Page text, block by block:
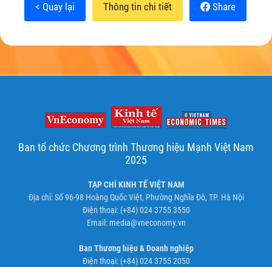
< Quay lại Thông tin chi tiết Share
Ban tổ chức Chương trình Thương hiệu Mạnh Việt Nam
2025
TẠP CHÍ KINH TẾ VIỆT NAM
Địa chỉ: Số 96-98 Hoàng Quốc Việt, Phường Nghĩa Đô, TP. Hà Nội
Điện thoại: (+84) 024 3755 3550
Email: media@vneconomy.vn
Ban Thương hiệu & Doanh nghiệp
Điện thoại: (+84) 024 3755 2050